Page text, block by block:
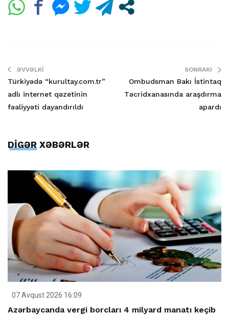
ƏVVƏLKI
Türkiyədə “kurultay.com.tr”
adlı internet qəzetinin
fəaliyyəti dayandırıldı
SONRAKI
Ombudsman Bakı İstintaq
Təcridxanasında araşdırma
apardı
DİGƏR XƏBƏRLƏR
07 Avqust 2026 16:09
Azərbaycanda vergi borcları 4 milyard manatı keçib